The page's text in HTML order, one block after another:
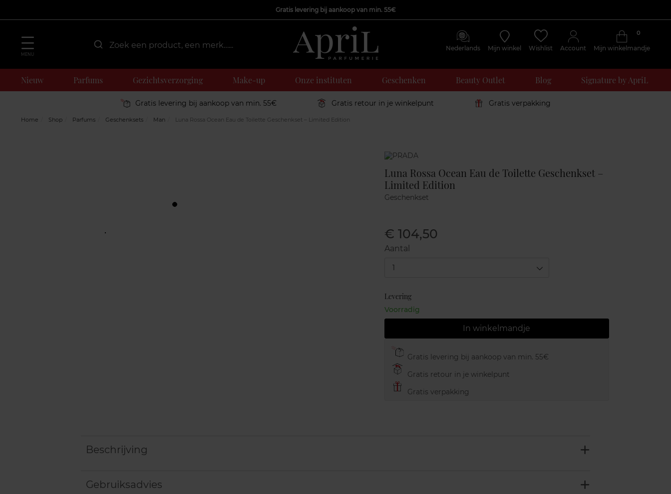
Gratis levering bij aankoop van min. 55€
MENU
Nederlands Mijn winkel Wishlist Account Mijn winkelmandje
0
Nieuw Parfums Gezichtsverzorging Make-up Onze instituten Geschenken Beauty Outlet Blog Signature by ApriL
Gratis levering bij aankoop van min. 55€ Gratis retour in je winkelpunt Gratis verpakking
Home Shop Parfums Geschenksets Man Luna Rossa Ocean Eau de Toilette Geschenkset – Limited Edition
Marque
Luna Rossa Ocean Eau de Toilette Geschenkset –
Limited Edition
Geschenkset
€ 104,50
Aantal
1
Levering
Voorradig
In winkelmandje
Gratis levering bij aankoop van min. 55€
Gratis retour in je winkelpunt
Gratis verpakking
Beschrijving
Gebruiksadvies